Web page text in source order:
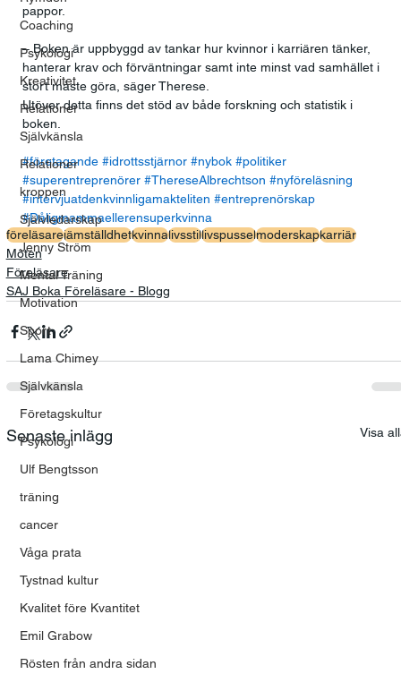
Coaching
Psykologi
Kreativitet
Relationer
Självkänsla
Relationer
kroppen
Självledarskap
Jenny Ström
Mental Träning
Motivation
Sport
Lama Chimey
Självkänsla
Företagskultur
Psykologi
Ulf Bengtsson
träning
cancer
Våga prata
Tystnad kultur
Kvalitet före Kvantitet
Emil Grabow
Rösten från andra sidan
pappor.
– Boken är uppbyggd av tankar hur kvinnor i karriären tänker,
hanterar krav och förväntningar samt inte minst vad samhället i
stort måste göra, säger Therese.
Utöver detta finns det stöd av både forskning och statistik i
boken.
#företagande #idrottsstjärnor #nybok #politiker
#superentreprenörer #ThereseAlbrechtson #nyföreläsning
#intervjuatdenkvinnligamakteliten #entreprenörskap
#Dåligmammaellerensuperkvinna
föreläsarejämställdhetkvinnalivsstillivspusselmoderskapkarriär
Möten
Föreläsare
SAJ Boka Föreläsare - Blogg
Senaste inlägg Visa